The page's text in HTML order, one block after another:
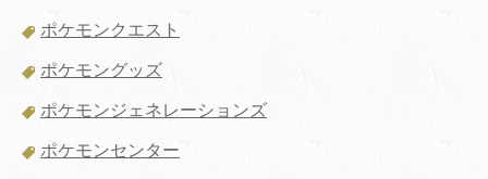
ポケモンクエスト
ポケモングッズ
ポケモンジェネレーションズ
ポケモンセンター